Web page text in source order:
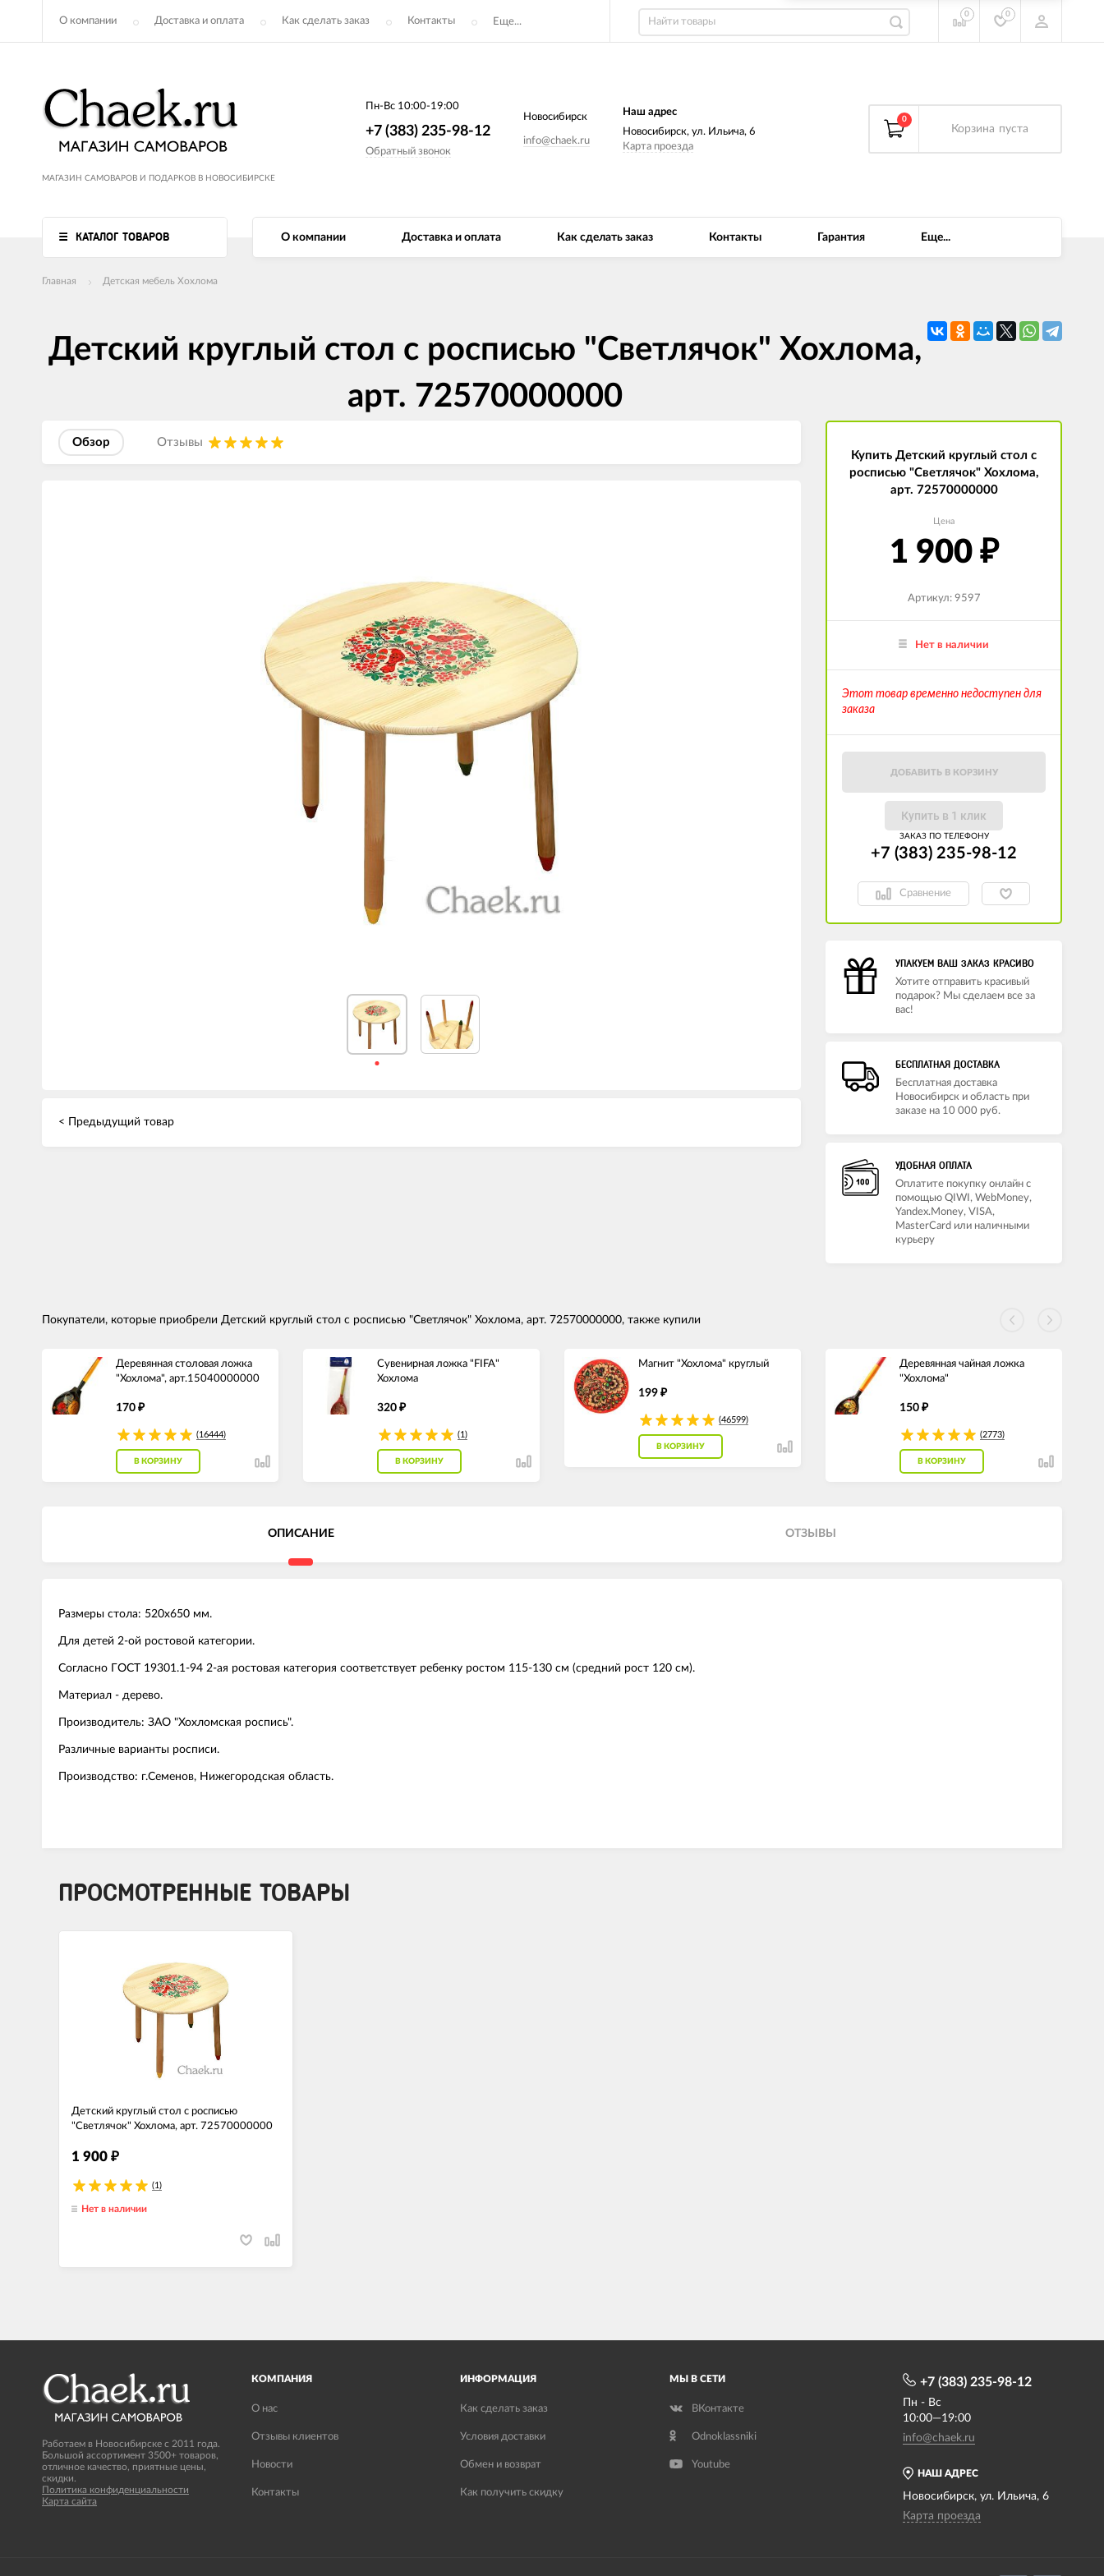
О компании Доставка и оплата Как сделать заказ Контакты Еще...
0 0
МАГАЗИН САМОВАРОВ И ПОДАРКОВ В НОВОСИБИРСКЕ
Пн-Вс 10:00-19:00
+7 (383) 235-98-12
Обратный звонок
Новосибирск
info@chaek.ru
Наш адрес
Новосибирск, ул. Ильича, 6
Карта проезда
0
Корзина пуста
КАТАЛОГ ТОВАРОВ О компании Доставка и оплата Как сделать заказ Контакты Гарантия Еще...
Главная Детская мебель Хохлома
Детский круглый стол с росписью "Светлячок" Хохлома,
арт. 72570000000
Обзор Отзывы
< Предыдущий товар
Купить Детский круглый стол с
росписью "Светлячок" Хохлома,
арт. 72570000000
Цена
1 900 ₽
Артикул: 9597
Нет в наличии
Этот товар временно недоступен для
заказа
ДОБАВИТЬ В КОРЗИНУ
Купить в 1 клик
ЗАКАЗ ПО ТЕЛЕФОНУ
+7 (383) 235-98-12
Сравнение
УПАКУЕМ ВАШ ЗАКАЗ КРАСИВО
Хотите отправить красивый
подарок? Мы сделаем все за
вас!
БЕСПЛАТНАЯ ДОСТАВКА
Бесплатная доставка
Новосибирск и область при
заказе на 10 000 руб.
УДОБНАЯ ОПЛАТА
Оплатите покупку онлайн с
помощью QIWI, WebMoney,
Yandex.Money, VISA,
MasterCard или наличными
курьеру
Покупатели, которые приобрели Детский круглый стол с росписью "Светлячок" Хохлома, арт. 72570000000, также купили
Деревянная столовая ложка
"Хохлома", арт.15040000000
170 ₽
(16444)
В КОРЗИНУ
Сувенирная ложка "FIFA"
Хохлома
320 ₽
(1)
В КОРЗИНУ
Магнит "Хохлома" круглый
199 ₽
(46599)
В КОРЗИНУ
Деревянная чайная ложка
"Хохлома"
150 ₽
(2773)
В КОРЗИНУ
ОПИСАНИЕ ОТЗЫВЫ
Размеры стола: 520х650 мм.
Для детей 2-ой ростовой категории.
Согласно ГОСТ 19301.1-94 2-ая ростовая категория соответствует ребенку ростом 115-130 см (средний рост 120 см).
Материал - дерево.
Производитель: ЗАО "Хохломская роспись".
Различные варианты росписи.
Производство: г.Семенов, Нижегородская область.
ПРОСМОТРЕННЫЕ ТОВАРЫ
Детский круглый стол с росписью
"Светлячок" Хохлома, арт. 72570000000
1 900 ₽
(1)
Нет в наличии
Работаем в Новосибирске с 2011 года.
Большой ассортимент 3500+ товаров,
отличное качество, приятные цены,
скидки.
Политика конфиденциальности
Карта сайта
КОМПАНИЯ
О нас
Отзывы клиентов
Новости
Контакты
ИНФОРМАЦИЯ
Как сделать заказ
Условия доставки
Обмен и возврат
Как получить скидку
МЫ В СЕТИ
ВКонтакте
Odnoklassniki
Youtube
НАШ АДРЕС
Новосибирск, ул. Ильича, 6
Карта проезда
+7 (383) 235-98-12
Пн - Вс
10:00—19:00
info@chaek.ru